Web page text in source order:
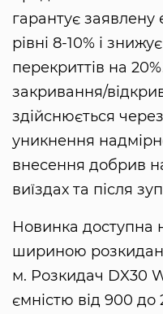
гарантує
рівні 8-10% і
перекриттів на
закривання/
здійснюється
уникнення
внесення добрив
виїздах та після
Новинка доступна
шириною
м. Розкидач DX30
ємністю від 900